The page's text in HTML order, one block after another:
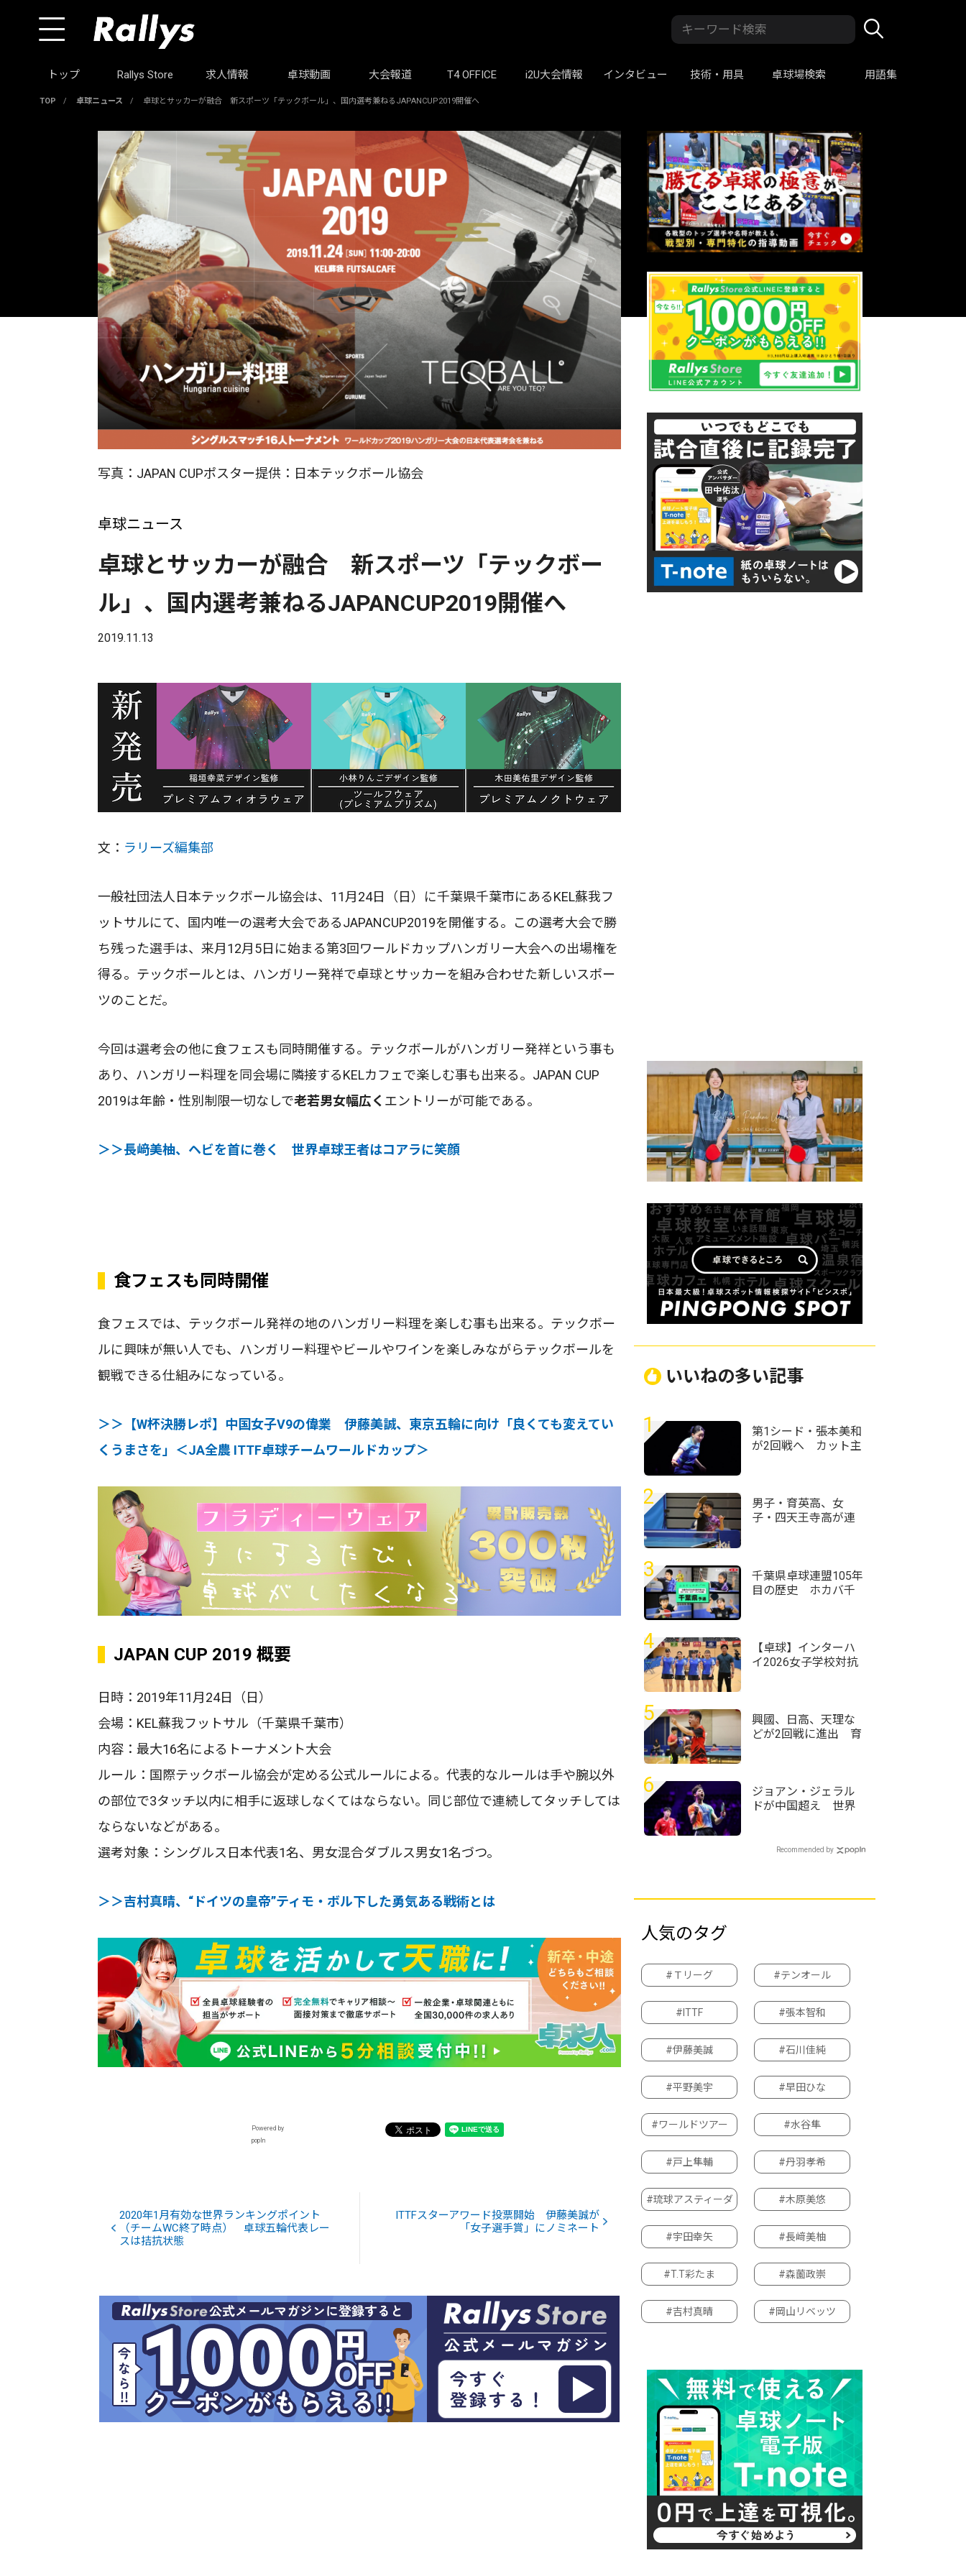
トップ Rallys Store 求人情報 卓球動画 大会報道 T4 OFFICE i2U大会情報 インタビュー 技術・用具 卓球場検索 用語集
TOP / 卓球ニュース / 卓球とサッカーが融合 新スポーツ「テックボール」、国内選考兼ねるJAPANCUP2019開催へ
写真：JAPAN CUPポスター提供：日本テックボール協会
卓球ニュース
卓球とサッカーが融合 新スポーツ「テックボー
ル」、国内選考兼ねるJAPANCUP2019開催へ
2019.11.13
文： ラリーズ編集部
一般社団法人日本テックボール協会は、11月24日（日）に千葉県千葉市にあるKEL蘇我フ
ットサルにて、国内唯一の選考大会であるJAPANCUP2019を開催する。この選考大会で勝
ち残った選手は、来月12月5日に始まる第3回ワールドカップハンガリー大会への出場権を
得る。テックボールとは、ハンガリー発祥で卓球とサッカーを組み合わせた新しいスポー
ツのことだ。
今回は選考会の他に食フェスも同時開催する。テックボールがハンガリー発祥という事も
あり、ハンガリー料理を同会場に隣接するKELカフェで楽しむ事も出来る。JAPAN CUP
2019は年齢・性別制限一切なしで老若男女幅広く エントリーが可能である。
＞＞長﨑美柚、ヘビを首に巻く 世界卓球王者はコアラに笑顔
食フェスも同時開催
食フェスでは、テックボール発祥の地のハンガリー料理を楽しむ事も出来る。テックボー
ルに興味が無い人でも、ハンガリー料理やビールやワインを楽しみながらテックボールを
観戦できる仕組みになっている。
＞＞【W杯決勝レポ】中国女子V9の偉業 伊藤美誠、東京五輪に向け「良くても変えてい
くうまさを」＜JA全農 ITTF卓球チームワールドカップ＞
JAPAN CUP 2019 概要
日時：2019年11月24日（日）
会場：KEL蘇我フットサル（千葉県千葉市）
内容：最大16名によるトーナメント大会
ルール：国際テックボール協会が定める公式ルールによる。代表的なルールは手や腕以外
の部位で3タッチ以内に相手に返球しなくてはならない。同じ部位で連続してタッチしては
ならないなどがある。
選考対象：シングルス日本代表1名、男女混合ダブルス男女1名づつ。
＞＞吉村真晴、“ドイツの皇帝”ティモ・ボル下した勇気ある戦術とは
Powered by
popIn
2020年1月有効な世界ランキングポイント
（チームWC終了時点） 卓球五輪代表レー
スは拮抗状態
ITTFスターアワード投票開始 伊藤美誠が
「女子選手賞」にノミネート
いいねの多い記事
1
第1シード・張本美和
が2回戦へ カット主
ンズ横浜2026＞
2
男子・育英高、女
子・四天王寺高が連
3
千葉県卓球連盟105年
目の歴史 ホカバ千
ープス・カブ・バン
ビの部）千葉県予選
4
【卓球】インターハ
イ2026女子学校対抗
5
興國、日高、天理な
どが2回戦に進出 育
校対抗＞
6
ジョアン・ジェラル
ドが中国超え 世界
チャンピオンズ横浜
Recommended by
人気のタグ
#Ｔリーグ #テンオール
#ITTF #張本智和
#伊藤美誠 #石川佳純
#平野美宇 #早田ひな
#ワールドツアー #水谷隼
#戸上隼輔 #丹羽孝希
#琉球アスティーダ #木原美悠
#宇田幸矢 #長﨑美柚
#T.T彩たま #森薗政崇
#吉村真晴 #岡山リベッツ